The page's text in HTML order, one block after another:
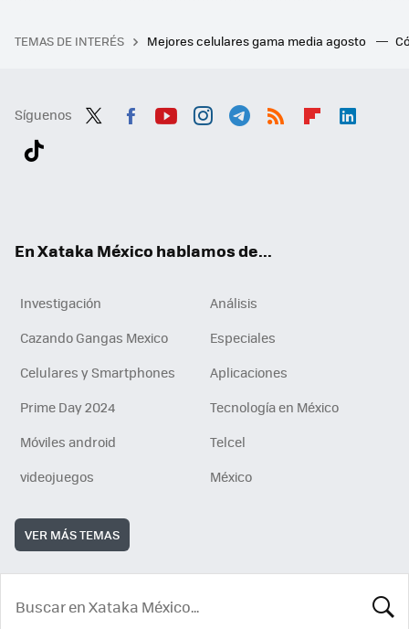
TEMAS DE INTERÉS Mejores celulares gama media agosto
Síguenos
En Xataka México hablamos de...
Investigación
Análisis
Cazando Gangas Mexico
Especiales
Celulares y Smartphones
Aplicaciones
Prime Day 2024
Tecnología en México
Móviles android
Telcel
videojuegos
México
VER MÁS TEMAS